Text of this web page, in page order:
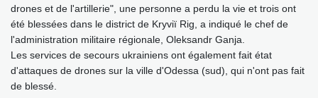
drones et de l'artillerie", une personne a perdu la vie et trois ont
été blessées dans le district de Kryviï Rig, a indiqué le chef de
l'administration militaire régionale, Oleksandr Ganja.
Les services de secours ukrainiens ont également fait état
d'attaques de drones sur la ville d'Odessa (sud), qui n'ont pas fait
de blessé.